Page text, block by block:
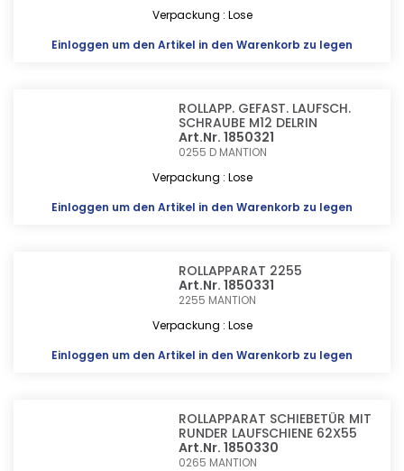
Verpackung : Lose
Einloggen um den Artikel in den Warenkorb zu legen
ROLLAPP. GEFAST. LAUFSCH.
SCHRAUBE M12 DELRIN
Art.Nr. 1850321
0255 D MANTION
Verpackung : Lose
Einloggen um den Artikel in den Warenkorb zu legen
ROLLAPPARAT 2255
Art.Nr. 1850331
2255 MANTION
Verpackung : Lose
Einloggen um den Artikel in den Warenkorb zu legen
ROLLAPPARAT SCHIEBETÜR MIT
RUNDER LAUFSCHIENE 62X55
Art.Nr. 1850330
0265 MANTION